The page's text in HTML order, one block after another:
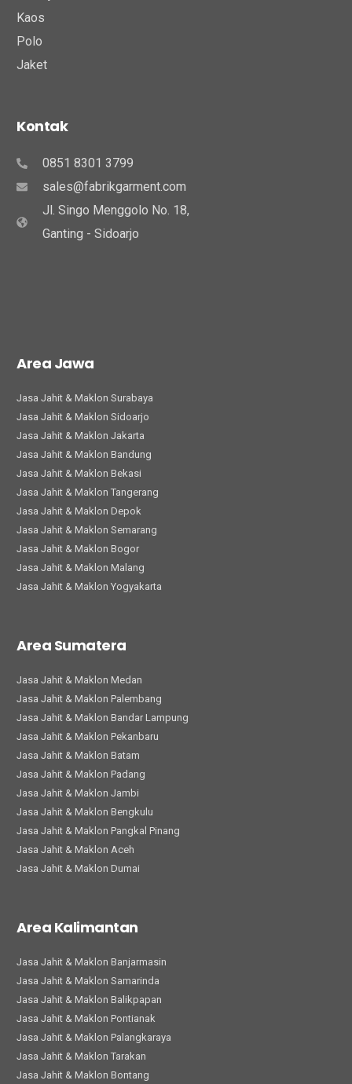
Kaos
Polo
Jaket
Kontak
0851 8301 3799
sales@fabrikgarment.com
Jl. Singo Menggolo No. 18,
Ganting - Sidoarjo
Area Jawa
Jasa Jahit & Maklon Surabaya
Jasa Jahit & Maklon Sidoarjo
Jasa Jahit & Maklon Jakarta
Jasa Jahit & Maklon Bandung
Jasa Jahit & Maklon Bekasi
Jasa Jahit & Maklon Tangerang
Jasa Jahit & Maklon Depok
Jasa Jahit & Maklon Semarang
Jasa Jahit & Maklon Bogor
Jasa Jahit & Maklon Malang
Jasa Jahit & Maklon Yogyakarta
Area Sumatera
Jasa Jahit & Maklon Medan
Jasa Jahit & Maklon Palembang
Jasa Jahit & Maklon Bandar Lampung
Jasa Jahit & Maklon Pekanbaru
Jasa Jahit & Maklon Batam
Jasa Jahit & Maklon Padang
Jasa Jahit & Maklon Jambi
Jasa Jahit & Maklon Bengkulu
Jasa Jahit & Maklon Pangkal Pinang
Jasa Jahit & Maklon Aceh
Jasa Jahit & Maklon Dumai
Area Kalimantan
Jasa Jahit & Maklon Banjarmasin
Jasa Jahit & Maklon Samarinda
Jasa Jahit & Maklon Balikpapan
Jasa Jahit & Maklon Pontianak
Jasa Jahit & Maklon Palangkaraya
Jasa Jahit & Maklon Tarakan
Jasa Jahit & Maklon Bontang